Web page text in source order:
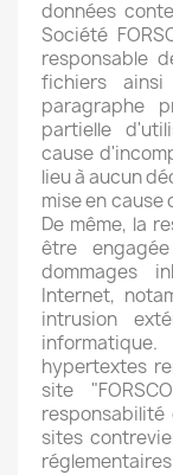
données
Société
responsable
fichiers
paragraphe
partielle
cause
lieu à aucun
mise en cause
De même, la
être
dommages
Internet,
intrusion
hypertextes
site
sites